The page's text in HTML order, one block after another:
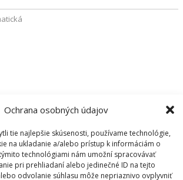
Ochrana osobných údajov
tie najlepšie skúsenosti, používame technológie,
na ukladanie a/alebo prístup k informáciám o
technológiami nám umožní spracovávať
pri prehliadaní alebo jedinečné ID na tejto
odvolanie súhlasu môže nepriaznivo ovplyvniť
for: